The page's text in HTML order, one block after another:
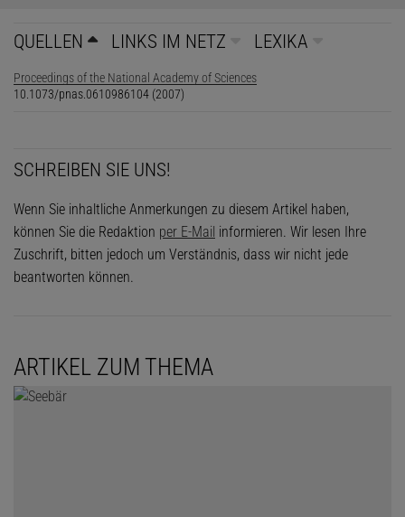
QUELLEN LINKS IM NETZ LEXIKA
Proceedings of the National Academy of Sciences
10.1073/pnas.0610986104 (2007)
SCHREIBEN SIE UNS!
Wenn Sie inhaltliche Anmerkungen zu diesem Artikel haben,
können Sie die Redaktion per E-Mail informieren. Wir lesen Ihre
Zuschrift, bitten jedoch um Verständnis, dass wir nicht jede
beantworten können.
ARTIKEL ZUM THEMA